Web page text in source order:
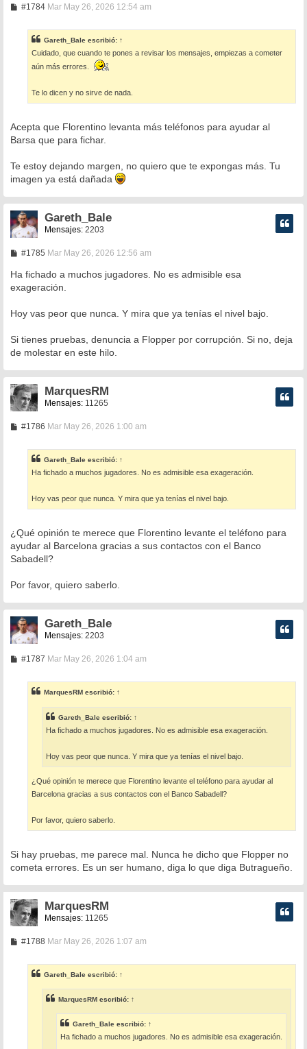
#1784M
a
j
e
Mar May 26, 2026 12:54 am
Gareth_Bale escribió: ↑
Cuidado, que cuando te pones a revisar los mensajes, empiezas a cometer
aún más errores.
Te lo dicen y no sirve de nada.
Acepta que Florentino levanta más teléfonos para ayudar al
Barsa que para fichar.
Te estoy dejando margen, no quiero que te expongas más. Tu
imagen ya está dañada
Gareth_Bale
Mensajes: 2203
#1785M
n
a
e
Mar May 26, 2026 12:56 am
Ha fichado a muchos jugadores. No es admisible esa
exageración.
Hoy vas peor que nunca. Y mira que ya tenías el nivel bajo.
Si tienes pruebas, denuncia a Flopper por corrupción. Si no, deja
de molestar en este hilo.
MarquesRM
Mensajes: 11265
#1786M
a
j
Mar May 26, 2026 1:00 am
Gareth_Bale escribió: ↑
Ha fichado a muchos jugadores. No es admisible esa exageración.
Hoy vas peor que nunca. Y mira que ya tenías el nivel bajo.
¿Qué opinión te merece que Florentino levante el teléfono para
ayudar al Barcelona gracias a sus contactos con el Banco
Sabadell?
Por favor, quiero saberlo.
Gareth_Bale
Mensajes: 2203
#1787M
a
j
e
Mar May 26, 2026 1:04 am
MarquesRM escribió: ↑
Gareth_Bale escribió: ↑
Ha fichado a muchos jugadores. No es admisible esa exageración.
Hoy vas peor que nunca. Y mira que ya tenías el nivel bajo.
¿Qué opinión te merece que Florentino levante el teléfono para ayudar al
Barcelona gracias a sus contactos con el Banco Sabadell?
Por favor, quiero saberlo.
Si hay pruebas, me parece mal. Nunca he dicho que Flopper no
cometa errores. Es un ser humano, diga lo que diga Butragueño.
MarquesRM
Mensajes: 11265
#1788M
a
j
e
Mar May 26, 2026 1:07 am
Gareth_Bale escribió: ↑
MarquesRM escribió: ↑
Gareth_Bale escribió: ↑
Ha fichado a muchos jugadores. No es admisible esa exageración.